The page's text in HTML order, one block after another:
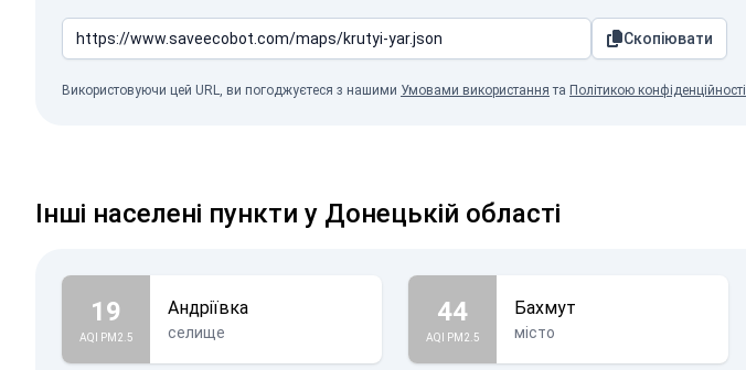
Скопіювати
Використовуючи цей URL, ви погоджуєтеся з нашими Умовами використання та Політикою конфіденційності
Інші населені пункти у Донецькій області
19
AQI PM2.5
Андріївка
селище
44
AQI PM2.5
Бахмут
місто